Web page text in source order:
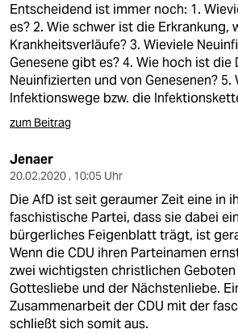
Entscheidend ist immer noch: 1.
es? 2. Wie schwer ist die Erkrankung,
Krankheitsverläufe? 3. Wieviele
Genesene gibt es? 4. Wie hoch ist die
Neuinfizierten und von Genesenen? 5.
Infektionswege bzw. die
zum Beitrag
Jenaer
20.02.2020 , 10:05 Uhr
Die AfD ist seit geraumer Zeit eine in
faschistische Partei, dass sie dabei
bürgerliches Feigenblatt trägt, ist
Wenn die CDU ihren Parteinamen
zwei wichtigsten christlichen
Gottesliebe und der Nächstenliebe.
Zusammenarbeit der CDU mit der
schließt sich somit aus.